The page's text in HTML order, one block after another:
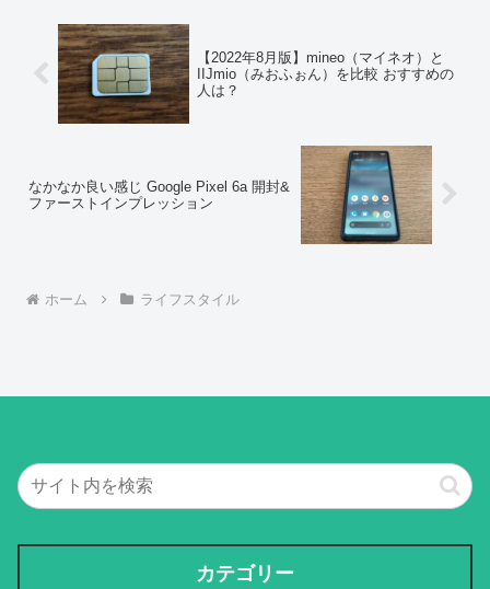
【2022年8月版】mineo（マイネオ）と
IIJmio（みおふぉん）を比較 おすすめの
人は？
なかなか良い感じ Google Pixel 6a 開封&
ファーストインプレッション
ホーム ライフスタイル
カテゴリー